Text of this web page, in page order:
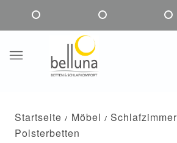
Startseite Möbel Schlafzimmer
Polsterbetten